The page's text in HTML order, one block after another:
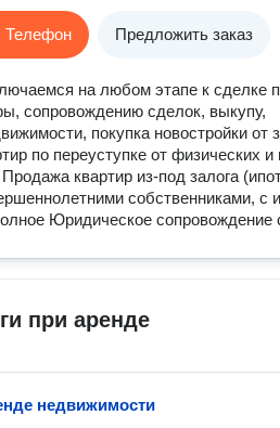
Телефон Предложить заказ
на любом этапе к сделке
сопровождению сделок, выкупу,
покупка новостройки от
по переуступке от физических
квартир из-под залога
собственниками, с
Юридическое сопровождение
при аренде
недвижимости